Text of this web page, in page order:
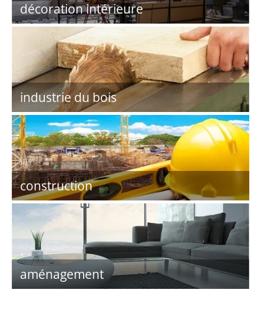
décoration intérieure
industrie du bois
construction
aménagement